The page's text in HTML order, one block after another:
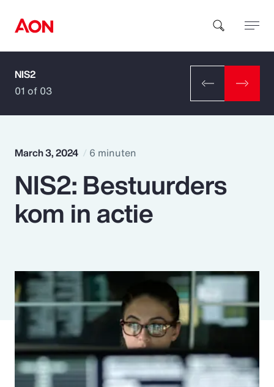
How can we help you?
Popular Searches
Insurance
Pay Transparency
Parametrics
Risk Management
NIS2
01 of 03
March 3, 2024 6 minuten
NIS2: Bestuurders
kom in actie